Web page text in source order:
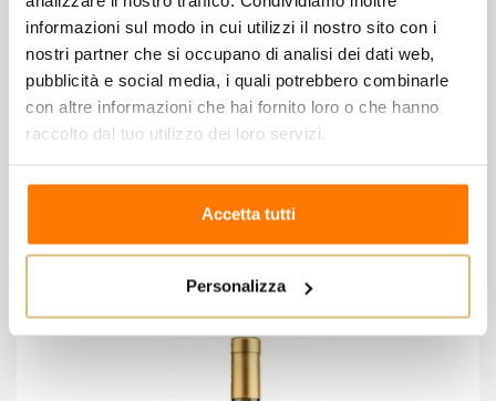
informazioni sul modo in cui utilizzi il nostro sito con i
nostri partner che si occupano di analisi dei dati web,
pubblicità e social media, i quali potrebbero combinarle
con altre informazioni che hai fornito loro o che hanno
raccolto dal tuo utilizzo dei loro servizi.
Accetta tutti
Personalizza
3,60, Estratto secco 27,00 g/l, Zuccheri residui 1,00
g/l.
CHIUSURA: tappo tecnico
N/BOTTIGLIE PRODOTTE: 9.200
8 altri prodotti della stessa
categoria: